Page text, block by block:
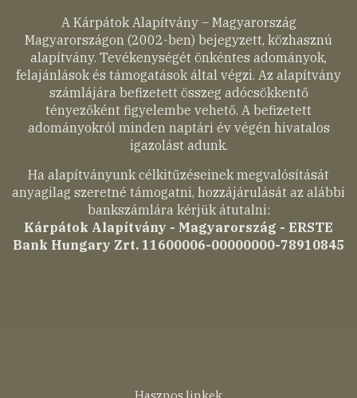
A Kárpátok Alapítvány – Magyarország
Magyarországon (2002-ben) bejegyzett, közhasznú
alapítvány. Tevékenységét önkéntes adományok,
felajánlások és támogatások által végzi. Az alapítvány
számlájára befizetett összeg adócsökkentő
tényezőként figyelembe vehető. A befizetett
adományokról minden naptári év végén hivatalos
igazolást adunk.
Ha alapítványunk célkitűzéseinek megvalósítását
anyagilag szeretné támogatni, hozzájárulását az alábbi
bankszámlára kérjük átutalni:
Kárpátok Alapítvány - Magyarország - ERSTE
Bank Hungary Zrt. 11600006-00000000-78910845